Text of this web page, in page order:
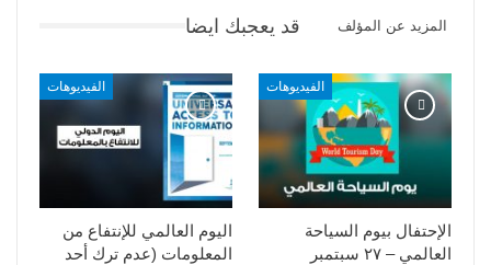
قد يعجبك ايضا المزيد عن المؤلف
الفيديوهات
اليوم العالمي للإنتفاع من
المعلومات (عدم ترك أحد
الفيديوهات
الإحتفال بيوم السياحة
العالمي – ٢٧ سبتمبر